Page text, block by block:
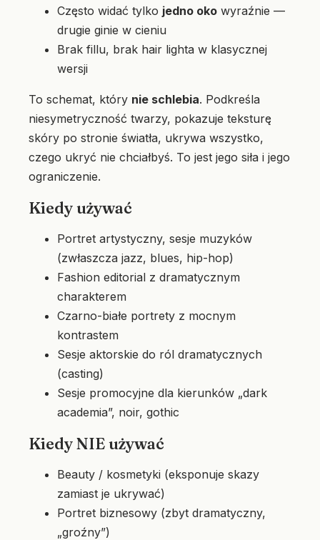
Często widać tylko jedno oko wyraźnie —
drugie ginie w cieniu
Brak fillu, brak hair lighta w klasycznej
wersji
To schemat, który nie schlebia. Podkreśla
niesymetryczność twarzy, pokazuje teksturę
skóry po stronie światła, ukrywa wszystko,
czego ukryć nie chciałbyś. To jest jego siła i jego
ograniczenie.
Kiedy używać
Portret artystyczny, sesje muzyków
(zwłaszcza jazz, blues, hip-hop)
Fashion editorial z dramatycznym
charakterem
Czarno-białe portrety z mocnym
kontrastem
Sesje aktorskie do ról dramatycznych
(casting)
Sesje promocyjne dla kierunków „dark
academia”, noir, gothic
Kiedy NIE używać
Beauty / kosmetyki (eksponuje skazy
zamiast je ukrywać)
Portret biznesowy (zbyt dramatyczny,
„groźny”)